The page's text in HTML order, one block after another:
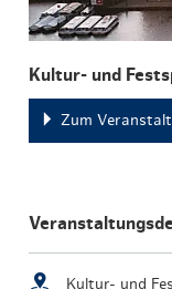
Kultur- und
Zum
Kultur- und